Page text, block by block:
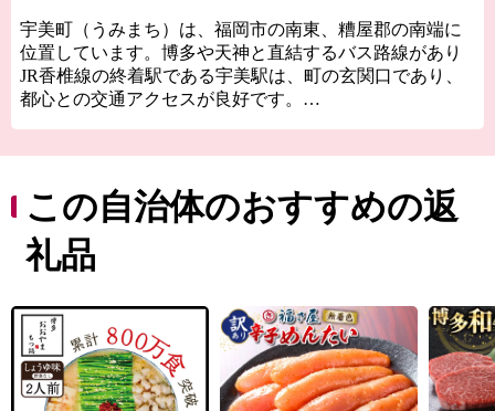
宇美町（うみまち）は、福岡市の南東、糟屋郡の南端に
位置しています。博多や天神と直結するバス路線があり
JR香椎線の終着駅である宇美駅は、町の玄関口であり、
都心との交通アクセスが良好です。
ようになったという記述があります。
また、宇美町の歴史は古く、日本最古の古代山城「大野
城跡」や、魏志倭人伝に記載がある「不彌（ふみ）国」
として本町が注目される根拠となった「光正寺古墳」な
三郡山の麓には、福岡県森林浴100選にも選ばれた「一本
松公園」があり、大自然の景観を満喫できます。また、
冬場に見られる高さ20メートルもの見事な「河原谷の大
つらら（難所ケ滝）」はこのスポットの目玉のひとつで
す。
この自治体のおすすめの返
礼品